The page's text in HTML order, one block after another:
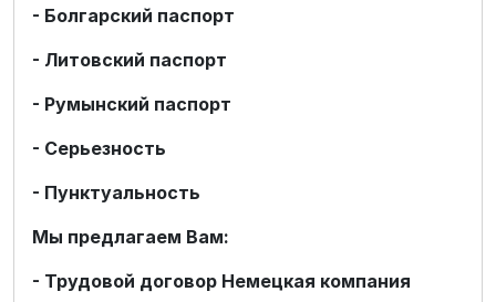
- Болгарский паспорт
- Литовский паспорт
- Румынский паспорт
- Серьезность
- Пунктуальность
Мы предлагаем Вам:
- Трудовой договор Немецкая компания